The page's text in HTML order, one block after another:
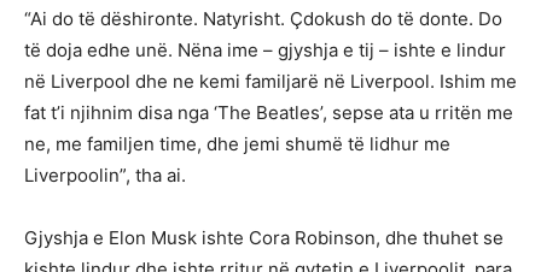
“Ai do të dëshironte. Natyrisht. Çdokush do të donte. Do
të doja edhe unë. Nëna ime – gjyshja e tij – ishte e lindur
në Liverpool dhe ne kemi familjarë në Liverpool. Ishim me
fat t’i njihnim disa nga ‘The Beatles’, sepse ata u rritën me
ne, me familjen time, dhe jemi shumë të lidhur me
Liverpoolin”, tha ai.
Gjyshja e Elon Musk ishte Cora Robinson, dhe thuhet se